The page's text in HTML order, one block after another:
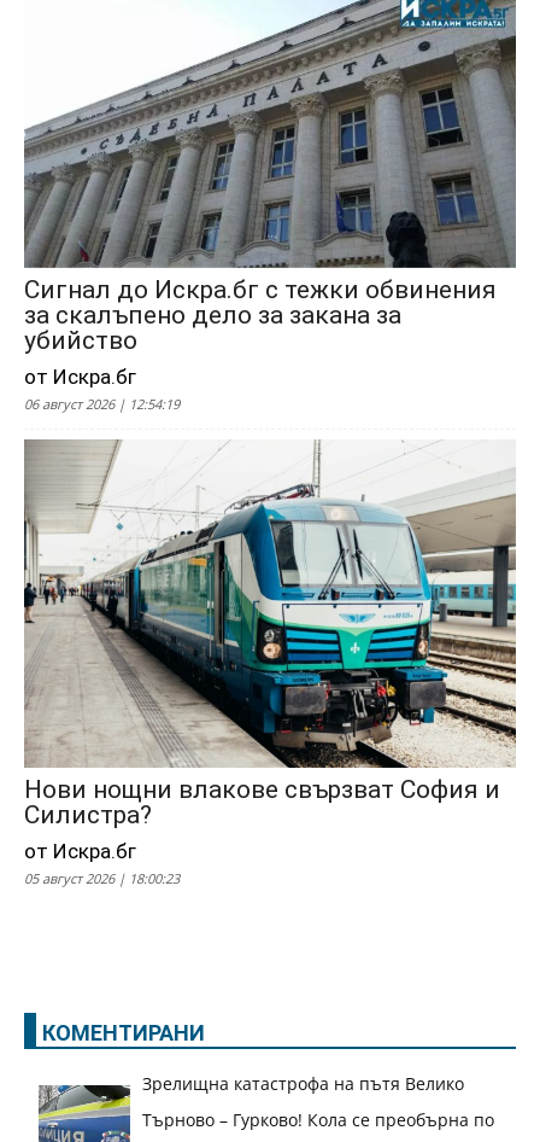
Сигнал до Искра.бг с тежки обвинения
за скалъпено дело за закана за
убийство
от Искра.бг
06 август 2026 | 12:54:19
Нови нощни влакове свързват София и
Силистра?
от Искра.бг
05 август 2026 | 18:00:23
КОМЕНТИРАНИ
Зрелищна катастрофа на пътя Велико
Търново – Гурково! Кола се преобърна по